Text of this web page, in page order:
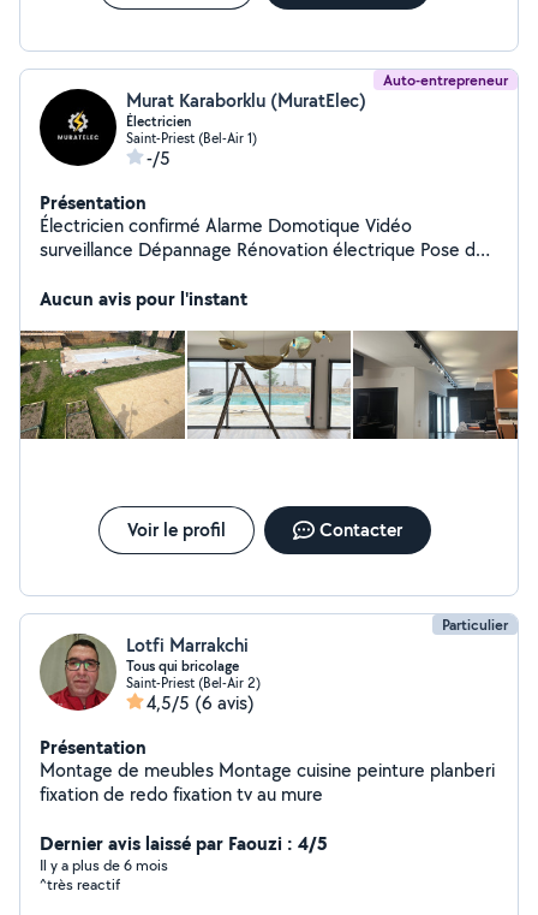
Auto-entrepreneur
Murat Karaborklu (MuratElec)
Électricien
Saint-Priest (Bel-Air 1)
-/5
Présentation
Électricien confirmé Alarme Domotique Vidéo
surveillance Dépannage Rénovation électrique Pose de
Aucun avis pour l'instant
Voir le profil Contacter
Particulier
Lotfi Marrakchi
Tous qui bricolage
Saint-Priest (Bel-Air 2)
4,5/5 (6 avis)
Présentation
Montage de meubles Montage cuisine peinture planberi
fixation de redo fixation tv au mure
Dernier avis laissé par Faouzi : 4/5
Il y a plus de 6 mois
^très reactif